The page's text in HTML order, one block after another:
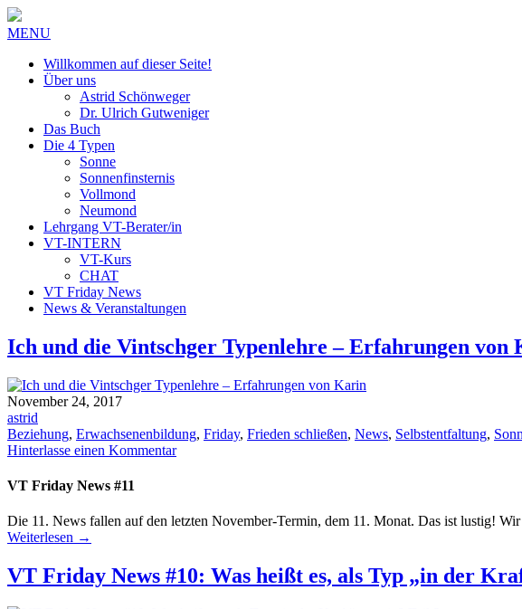
MENU
Willkommen auf dieser Seite!
Über uns
Astrid Schönweger
Dr. Ulrich Gutweniger
Das Buch
Die 4 Typen
Sonne
Sonnenfinsternis
Vollmond
Neumond
Lehrgang VT-Berater/in
VT-INTERN
VT-Kurs
CHAT
VT Friday News
News & Veranstaltungen
Ich und die Vintschger Typenlehre – Erfahrungen von
November 24, 2017
astrid
Beziehung, Erwachsenenbildung, Friday, Frieden schließen, News, Selbstentfaltung,
Hinterlasse einen Kommentar
VT Friday News #11
Die 11. News fallen auf den letzten November-Termin, dem 11. Monat. Das ist lustig!
Weiterlesen →
VT Friday News #10: Was heißt es, als Typ „in der